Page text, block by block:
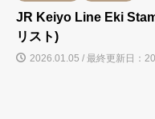
JR Keiyo Line Eki
リスト)
2026.01.05 / 最終更新日：